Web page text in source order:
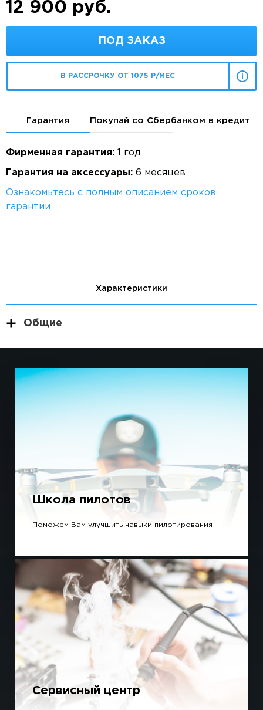
12 900 руб.
ПОД ЗАКАЗ
В РАССРОЧКУ ОТ 1075 Р/МЕС
Гарантия Покупай со Сбербанком в кредит
Фирменная гарантия: 1 год
Гарантия на аксессуары: 6 месяцев
Ознакомьтесь с полным описанием сроков
гарантии
Характеристики
Общие
Школа пилотов
Поможем Вам улучшить навыки пилотирования
Сервисный центр